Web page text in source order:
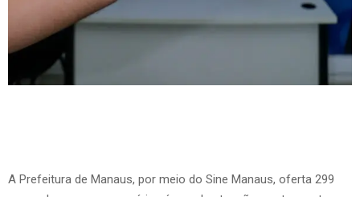
A Prefeitura de Manaus, por meio do Sine Manaus, oferta 299